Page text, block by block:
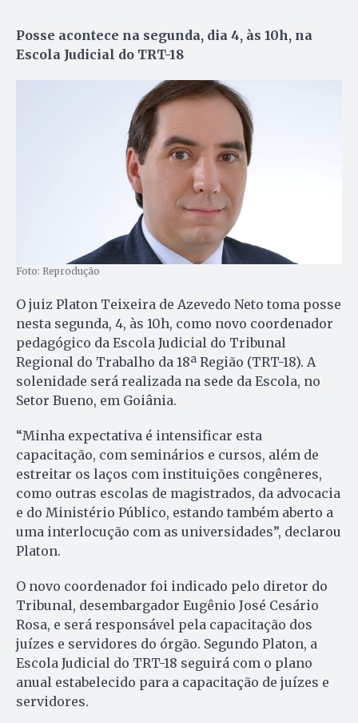
Posse acontece na segunda, dia 4, às 10h, na
Escola Judicial do TRT-18
Foto: Reprodução
O juiz Platon Teixeira de Azevedo Neto toma posse
nesta segunda, 4, às 10h, como novo coordenador
pedagógico da Escola Judicial do Tribunal
Regional do Trabalho da 18ª Região (TRT-18). A
solenidade será realizada na sede da Escola, no
Setor Bueno, em Goiânia.
“Minha expectativa é intensificar esta
capacitação, com seminários e cursos, além de
estreitar os laços com instituições congêneres,
como outras escolas de magistrados, da advocacia
e do Ministério Público, estando também aberto a
uma interlocução com as universidades”, declarou
Platon.
O novo coordenador foi indicado pelo diretor do
Tribunal, desembargador Eugênio José Cesário
Rosa, e será responsável pela capacitação dos
juízes e servidores do órgão. Segundo Platon, a
Escola Judicial do TRT-18 seguirá com o plano
anual estabelecido para a capacitação de juízes e
servidores.